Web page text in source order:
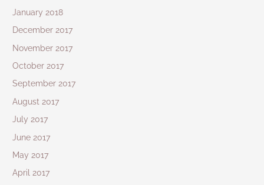
January 2018
December 2017
November 2017
October 2017
September 2017
August 2017
July 2017
June 2017
May 2017
April 2017